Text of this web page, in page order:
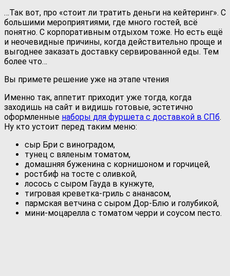
…Так вот, про «стоит ли тратить деньги на кейтеринг». С
большими мероприятиями, где много гостей, всё
понятно. С корпоративным отдыхом тоже. Но есть ещё
и неочевидные причины, когда действительно проще и
выгоднее заказать доставку сервированной еды. Тем
более что…
Вы примете решение уже на этапе чтения
Именно так, аппетит приходит уже тогда, когда
заходишь на сайт и видишь готовые, эстетично
оформленные наборы для фуршета с доставкой в СПб.
Ну кто устоит перед таким меню:
сыр Бри с виноградом,
тунец с вяленым томатом,
домашняя буженина с корнишоном и горчицей,
ростбиф на тосте с оливкой,
лосось с сыром Гауда в кунжуте,
тигровая креветка-гриль с ананасом,
пармская ветчина с сыром Дор-Блю и голубикой,
мини-моцарелла с томатом черри и соусом песто.